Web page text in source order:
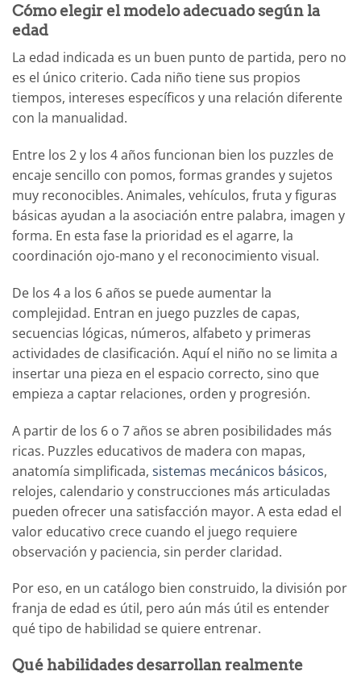
Cómo elegir el modelo adecuado según la
edad
La edad indicada es un buen punto de partida, pero no
es el único criterio. Cada niño tiene sus propios
tiempos, intereses específicos y una relación diferente
con la manualidad.
Entre los 2 y los 4 años funcionan bien los puzzles de
encaje sencillo con pomos, formas grandes y sujetos
muy reconocibles. Animales, vehículos, fruta y figuras
básicas ayudan a la asociación entre palabra, imagen y
forma. En esta fase la prioridad es el agarre, la
coordinación ojo-mano y el reconocimiento visual.
De los 4 a los 6 años se puede aumentar la
complejidad. Entran en juego puzzles de capas,
secuencias lógicas, números, alfabeto y primeras
actividades de clasificación. Aquí el niño no se limita a
insertar una pieza en el espacio correcto, sino que
empieza a captar relaciones, orden y progresión.
A partir de los 6 o 7 años se abren posibilidades más
ricas. Puzzles educativos de madera con mapas,
anatomía simplificada, sistemas mecánicos básicos,
relojes, calendario y construcciones más articuladas
pueden ofrecer una satisfacción mayor. A esta edad el
valor educativo crece cuando el juego requiere
observación y paciencia, sin perder claridad.
Por eso, en un catálogo bien construido, la división por
franja de edad es útil, pero aún más útil es entender
qué tipo de habilidad se quiere entrenar.
Qué habilidades desarrollan realmente